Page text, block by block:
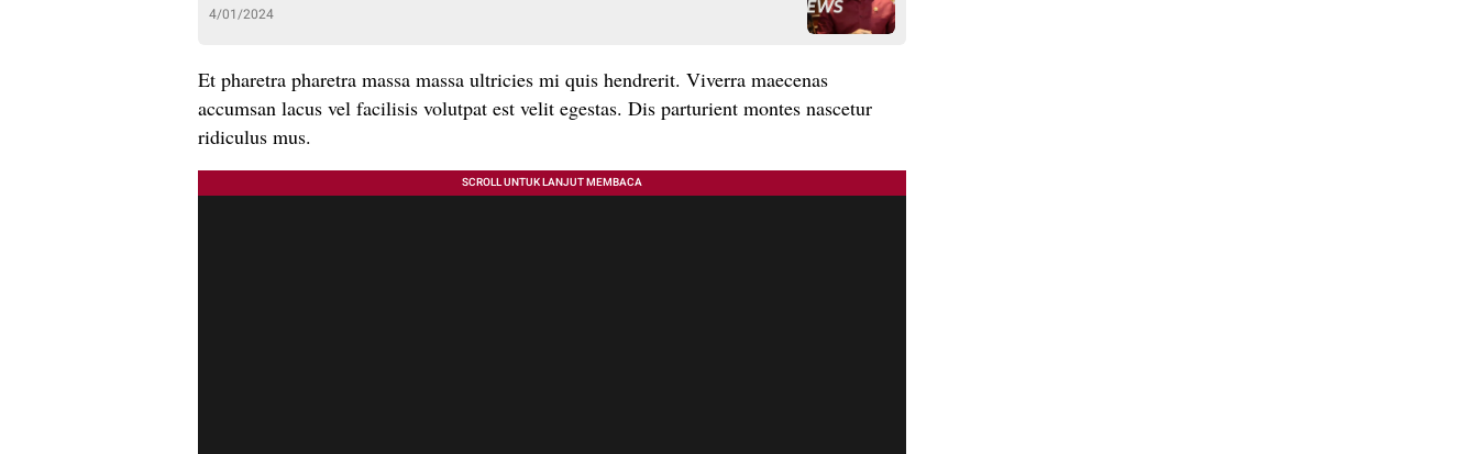
4/01/2024
Et pharetra pharetra massa massa ultricies mi quis hendrerit. Viverra maecenas
accumsan lacus vel facilisis volutpat est velit egestas. Dis parturient montes nascetur
ridiculus mus.